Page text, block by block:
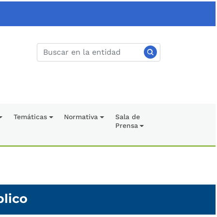
Temáticas Normativa
Sala de
Prensa